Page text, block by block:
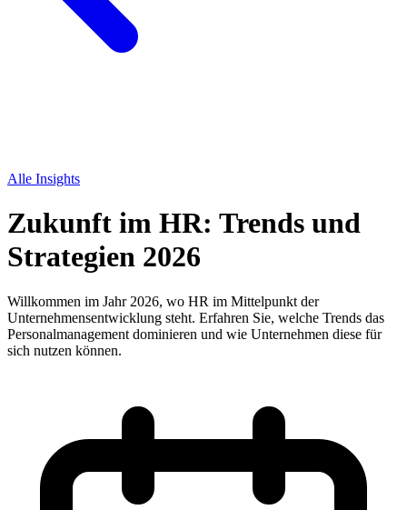
Alle Insights
Zukunft im HR: Trends und
Strategien 2026
Willkommen im Jahr 2026, wo HR im Mittelpunkt der
Unternehmensentwicklung steht. Erfahren Sie, welche Trends das
Personalmanagement dominieren und wie Unternehmen diese für
sich nutzen können.